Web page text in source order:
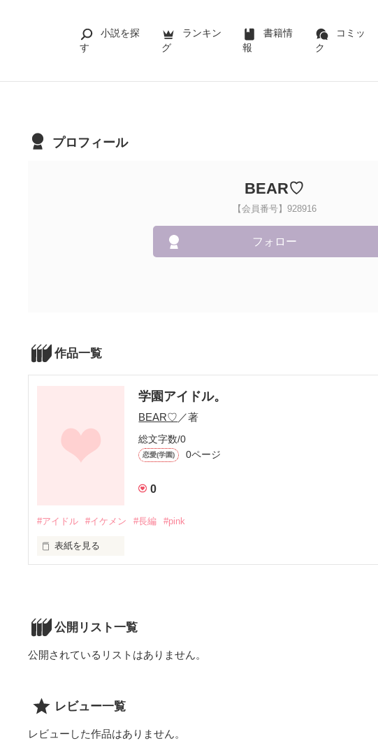
小説を探
す
ランキン
グ
書籍情
報
コミッ
ク
プロフィール
BEAR♡
【会員番号】928916
フォロー
作品一覧
学園アイドル。
BEAR♡／著
総文字数/0
恋愛(学園) 0ページ
0
#アイドル #イケメン #長編 #pink
表紙を見る
学力、技術、美、
あらゆるものを備えている生徒のみ行くことのできる、いわゆる
"狭き門"
公開リスト一覧
公開されているリストはありません。
レビュー一覧
レビューした作品はありません。